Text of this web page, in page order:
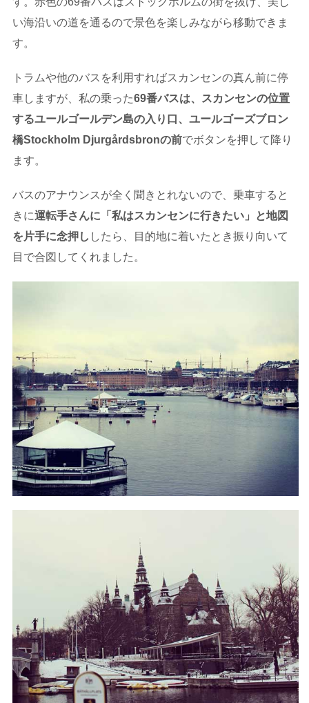
い海沿いの道を通るので景色を楽しみながら移動できま
す。
トラムや他のバスを利用すればスカンセンの真ん前に停
車しますが、私の乗った69番バスは、スカンセンの位置
するユールゴールデン島の入り口、ユールゴーズブロン
橋Stockholm Djurgårdsbronの前でボタンを押して降り
ます。
バスのアナウンスが全く聞きとれないので、乗車すると
きに運転手さんに「私はスカンセンに行きたい」と地図
を片手に念押し したら、目的地に着いたとき振り向いて
目で合図してくれました。